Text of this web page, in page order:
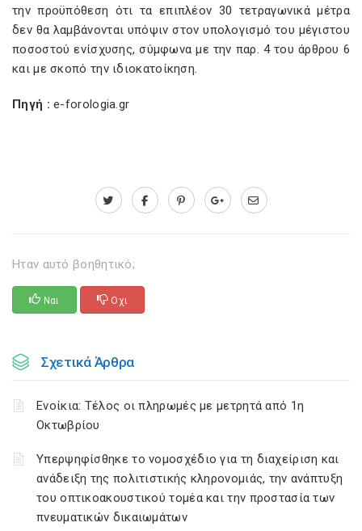
την προϋπόθεση ότι τα επιπλέον 30 τετραγωνικά μέτρα
δεν θα λαμβάνονται υπόψιν στον υπολογισμό του μέγιστου
ποσοστού ενίσχυσης, σύμφωνα με την παρ. 4 του άρθρου 6
και με σκοπό την ιδιοκατοίκηση.
Πηγή : e-forologia.gr
Ηταν αυτό βοηθητικό;
Ναι Οχι
Σχετικά Άρθρα
Ενοίκια: Τέλος οι πληρωμές με μετρητά από 1η
Οκτωβρίου
Υπερψηφίσθηκε το νομοσχέδιο για τη διαχείριση και
ανάδειξη της πολιτιστικής κληρονομιάς, την ανάπτυξη
του οπτικοακουστικού τομέα και την προστασία των
πνευματικών δικαιωμάτων